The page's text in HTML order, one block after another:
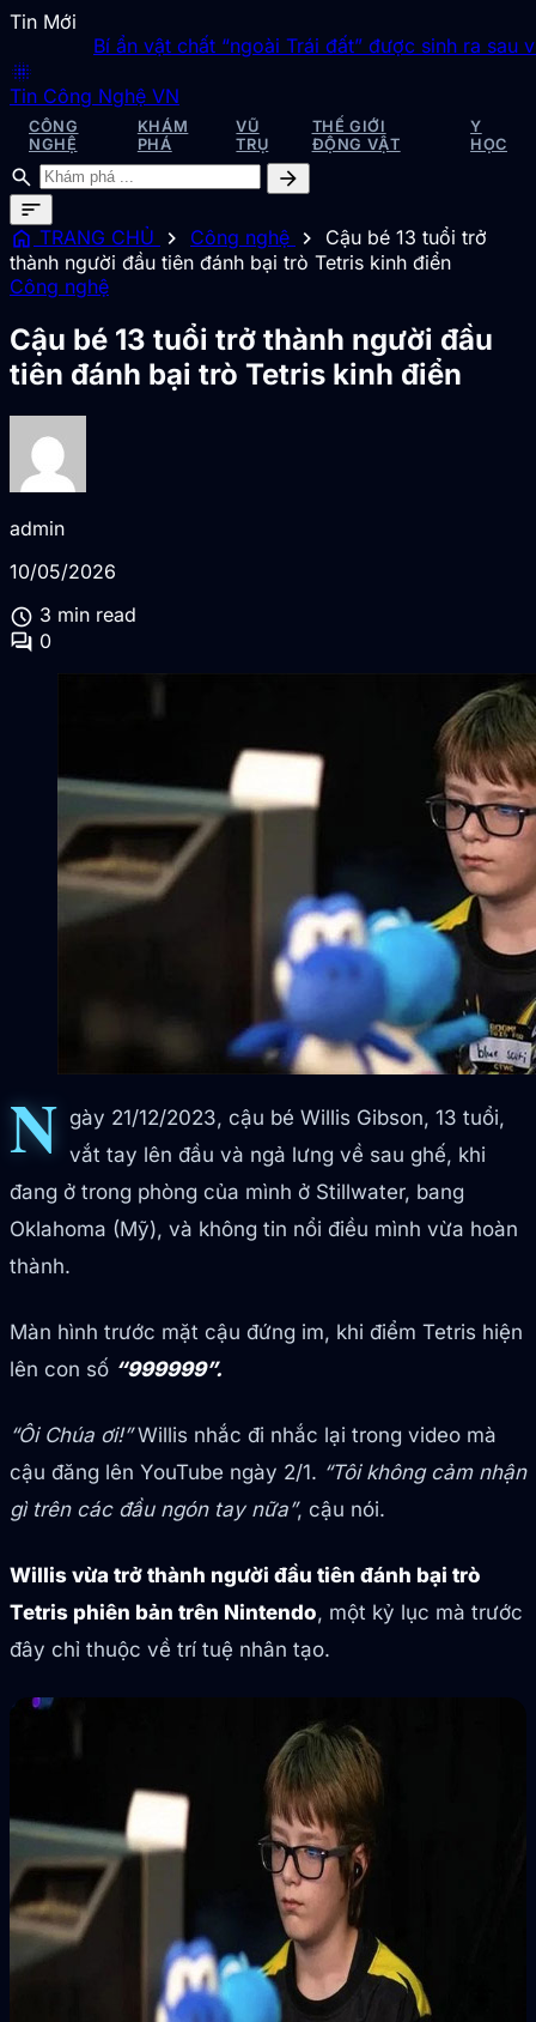
Tin Mới
Bí ẩn vật chất “ngoài Trái đất” được sinh ra sau vụ
blur_on
Tin Công Nghệ VN
CÔNG
NGHỆ
KHÁM
PHÁ
VŨ
TRỤ
THẾ GIỚI
ĐỘNG VẬT
Y
HỌC
search
arrow_forward
sort
home TRANG CHỦ chevron_right Công nghệ chevron_right
Cậu bé 13 tuổi trở
thành người đầu tiên đánh bại trò Tetris kinh điển
Công nghệ
Cậu bé 13 tuổi trở thành người đầu
tiên đánh bại trò Tetris kinh điển
admin
10/05/2026
schedule 3 min read
forum 0
N gày 21/12/2023, cậu bé Willis Gibson, 13 tuổi,
vắt tay lên đầu và ngả lưng về sau ghế, khi
đang ở trong phòng của mình ở Stillwater, bang
Oklahoma (Mỹ), và không tin nổi điều mình vừa hoàn
thành.
Màn hình trước mặt cậu đứng im, khi điểm Tetris hiện
lên con số “999999”.
“Ôi Chúa ơi!”Willis nhắc đi nhắc lại trong video mà
cậu đăng lên YouTube ngày 2/1. “Tôi không cảm nhận
gì trên các đầu ngón tay nữa”, cậu nói.
Willis vừa trở thành người đầu tiên đánh bại trò
Tetris phiên bản trên Nintendo, một kỷ lục mà trước
đây chỉ thuộc về trí tuệ nhân tạo.